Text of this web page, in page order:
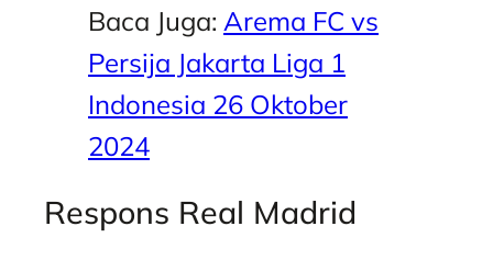
Baca Juga: Arema FC vs
Persija Jakarta Liga 1
Indonesia 26 Oktober
2024
Respons Real Madrid